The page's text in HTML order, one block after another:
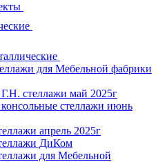
для Мебельной фабрики
стеллажи май 2025г
стеллажи июнь
апрель 2025г
ДиКом
для Мебельной